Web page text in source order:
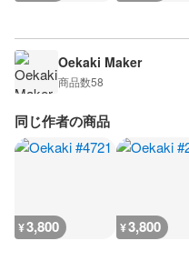
Oekaki Maker
商品数58
同じ作者の商品
¥3,800 ¥3,800